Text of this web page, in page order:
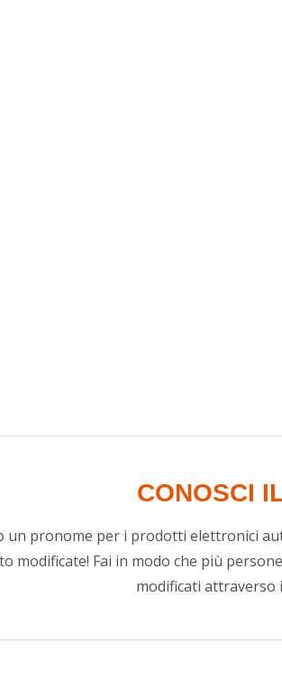
CONOSCI
un pronome per i prodotti elettronici
modificate! Fai in modo che più
modificati attraverso